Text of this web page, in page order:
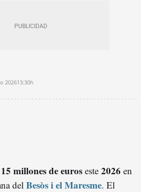
202613:30h
15 millones de euros este 2026 en
del Besòs i el Maresme. El